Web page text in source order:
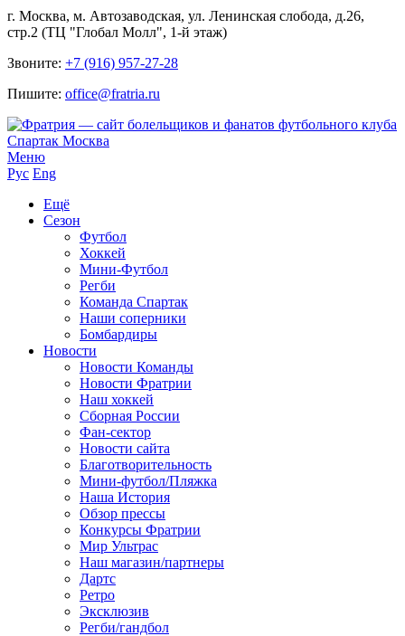
г. Москва, м. Автозаводская, ул. Ленинская слобода, д.26,
стр.2 (ТЦ "Глобал Молл", 1-й этаж)
Звоните: +7 (916) 957-27-28
Пишите: office@fratria.ru
Меню
Рус Eng
Ещё
Сезон
Футбол
Хоккей
Мини-Футбол
Регби
Команда Спартак
Наши соперники
Бомбардиры
Новости
Новости Команды
Новости Фратрии
Наш хоккей
Сборная России
Фан-cектор
Новости сайта
Благотворительность
Мини-футбол/Пляжка
Наша История
Обзор прессы
Конкурсы Фратрии
Мир Ультрас
Наш магазин/партнеры
Дартс
Ретро
Эксклюзив
Регби/гандбол